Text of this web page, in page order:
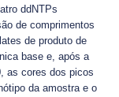
ddNTPs
de comprimentos
de produto de
base e, após a
as cores dos picos
da amostra e o